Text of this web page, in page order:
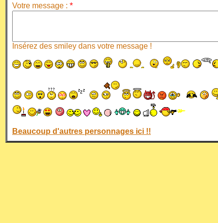
Votre message : *
Insérez des smiley dans votre message !
Beaucoup d'autres personnages ici !!